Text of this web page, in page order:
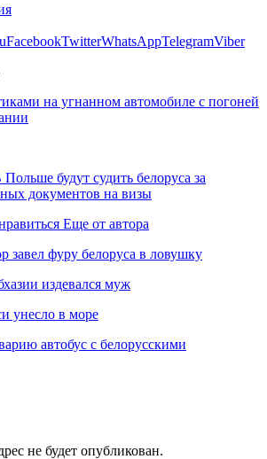
FacebookTwitterWhatsAppTelegramViber
на угнанном автомобиле с погоней
будут судить белоруса за
документов на визы
Еще от автора
завел фуру белоруса в ловушку
издевался муж
унесло в море
автобус с белорусскими
не будет опубликован.